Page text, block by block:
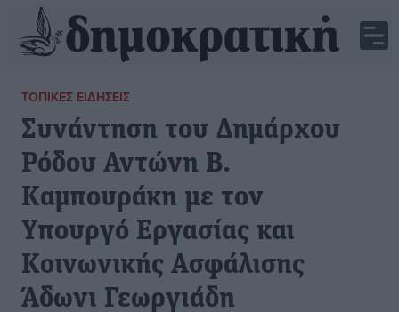
ΤΟΠΙΚΈΣ ΕΙΔΉΣΕΙΣ
Συνάντηση του Δημάρχου
Ρόδου Αντώνη Β.
Καμπουράκη με τον
Υπουργό Εργασίας και
Κοινωνικής Ασφάλισης
Άδωνι Γεωργιάδη